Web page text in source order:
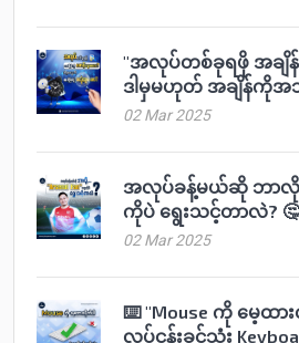
"အလုပ်တစ်ခုရဖို အချိန်
ဒါမှမဟုတ် အချိန်ကိုအသုံး
02 Mar 2025
အလုပ်ခန့်မယ်ဆို ဘာလို
ကိုပဲ ရွေးသင့်တာလဲ?
02 Mar 2025
⌨️ "Mouse ကို မေ့ထာ
လုပ်ငန်းခွင်သုံး